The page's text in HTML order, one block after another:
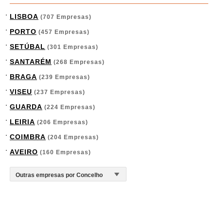
LISBOA (707 Empresas)
PORTO (457 Empresas)
SETÚBAL (301 Empresas)
SANTARÉM (268 Empresas)
BRAGA (239 Empresas)
VISEU (237 Empresas)
GUARDA (224 Empresas)
LEIRIA (206 Empresas)
COIMBRA (204 Empresas)
AVEIRO (160 Empresas)